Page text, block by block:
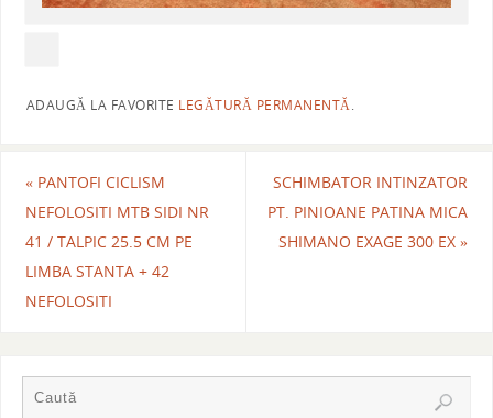
ADAUGĂ LA FAVORITE LEGĂTURĂ PERMANENTĂ.
«PANTOFI CICLISM
NEFOLOSITI MTB SIDI NR
41 / TALPIC 25.5 CM PE
LIMBA STANTA + 42
NEFOLOSITI
SCHIMBATOR INTINZATOR
PT. PINIOANE PATINA MICA
SHIMANO EXAGE 300 EX»